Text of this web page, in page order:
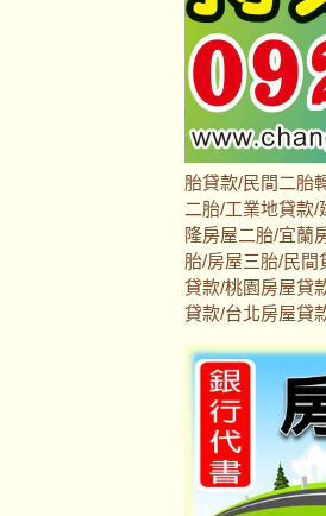
胎貸款/民間二胎
二胎/工業地貸款
隆房屋二胎/宜蘭
胎/房屋三胎/民
貸款/桃園房屋貸
貸款/台北房屋貸